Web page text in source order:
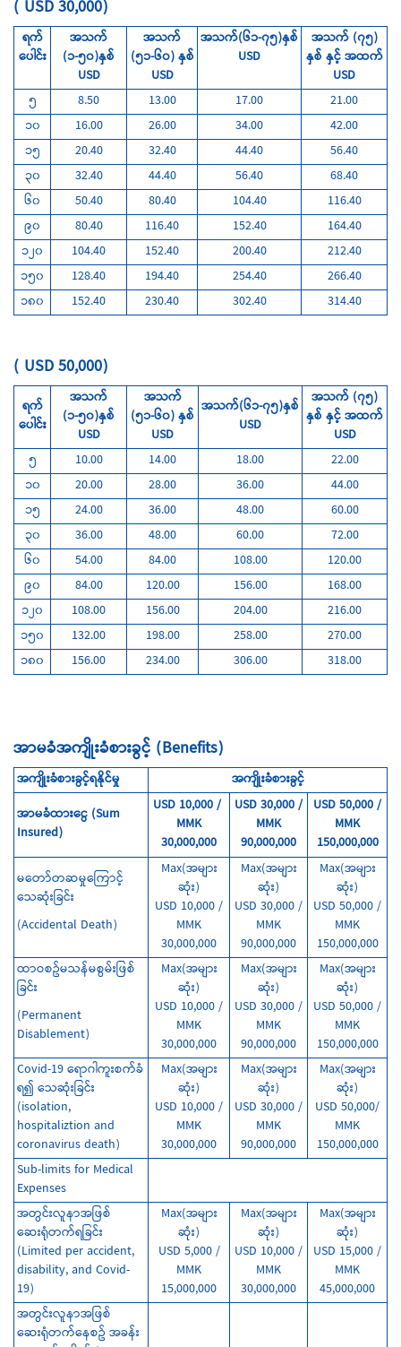
( USD 30,000)
ရက်
ပေါင်း
အသက်
(၁-၅၀)နှစ်
USD
အသက်
(၅၁-၆၀) နှစ်
USD
အသက်(၆၁-၇၅)နှစ်
USD
အသက် (၇၅)
နှစ် နှင့် အထက်
USD
၅
8.50 13.00 17.00
21.00
၁၀
16.00 26.00 34.00
42.00
၁၅
20.40 32.40 44.40
56.40
၃၀
32.40 44.40 56.40
68.40
၆၀
50.40 80.40 104.40
116.40
၉၀
80.40 116.40 152.40
164.40
၁၂၀
104.40 152.40 200.40
212.40
၁၅၀
128.40 194.40 254.40
266.40
၁၈၀
152.40 230.40 302.40 314.40
( USD 50,000)
ရက်
ပေါင်း
အသက်
(၁-၅၀)နှစ်
USD
အသက်
(၅၁-၆၀) နှစ်
USD
အသက်(၆၁-၇၅)နှစ်
USD
အသက် (၇၅)
နှစ် နှင့် အထက်
USD
၅
10.00 14.00 18.00
22.00
၁၀
20.00 28.00 36.00
44.00
၁၅
24.00 36.00 48.00
60.00
၃၀
36.00 48.00 60.00
72.00
၆၀
54.00 84.00 108.00
120.00
၉၀
84.00 120.00 156.00
168.00
၁၂၀
108.00 156.00 204.00
216.00
၁၅၀
132.00 198.00 258.00
270.00
၁၈၀
156.00 234.00 306.00 318.00
အာမခံအကျိုးခံစားခွင့် (Benefits)
အကျိုးခံစားခွင့်ရနိုင်မှု
အကျိုးခံစားခွင့်
အာမခံထားငွေ (Sum
Insured)
USD 10,000 /
MMK
30,000,000
USD 30,000 /
MMK
90,000,000
USD 50,000 /
MMK
150,000,000
မတော်တဆမှုကြောင့်
သေဆုံးခြင်း
(Accidental Death)
Max(အများ
ဆုံး)
USD 10,000 /
MMK
30,000,000
Max(အများ
ဆုံး)
USD 30,000 /
MMK
90,000,000
Max(အများ
ဆုံး)
USD 50,000 /
MMK
150,000,000
ထာဝစဥ်မသန်မစွမ်းဖြစ်
ခြင်း
(Permanent
Disablement)
Max(အများ
ဆုံး)
USD 10,000 /
MMK
30,000,000
Max(အများ
ဆုံး)
USD 30,000 /
MMK
90,000,000
Max(အများ
ဆုံး)
USD 50,000 /
MMK
150,000,000
Covid-19 ရောဂါကူးစက်ခံ
ရ၍ သေဆုံးခြင်း
(isolation,
hospitaliztion and
coronavirus death)
Max(အများ
ဆုံး)
USD 10,000 /
MMK
30,000,000
Max(အများ
ဆုံး)
USD 30,000 /
MMK
90,000,000
Max(အများ
ဆုံး)
USD 50,000/
MMK
150,000,000
Sub-limits for Medical
Expenses
အတွင်းလူနာအဖြစ်
‌ဆေးရုံတက်ရခြင်း
(Limited per accident,
disability, and Covid-
19)
Max(အများ
ဆုံး)
USD 5,000 /
MMK
15,000,000
Max(အများ
ဆုံး)
USD 10,000 /
MMK
30,000,000
Max(အများ
ဆုံး)
USD 15,000 /
MMK
45,000,000
အတွင်းလူနာအဖြစ်
ဆေးရုံတက်နေစဥ် အခန်း